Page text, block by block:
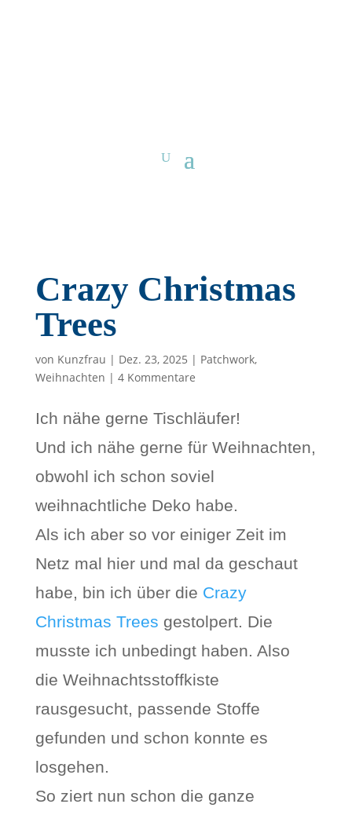
Crazy Christmas
Trees
von Kunzfrau | Dez. 23, 2025 | Patchwork,
Weihnachten | 4 Kommentare
Ich nähe gerne Tischläufer!
Und ich nähe gerne für Weihnachten,
obwohl ich schon soviel
weihnachtliche Deko habe.
Als ich aber so vor einiger Zeit im
Netz mal hier und mal da geschaut
habe, bin ich über die Crazy
Christmas Trees gestolpert. Die
musste ich unbedingt haben. Also
die Weihnachtsstoffkiste
rausgesucht, passende Stoffe
gefunden und schon konnte es
losgehen.
So ziert nun schon die ganze